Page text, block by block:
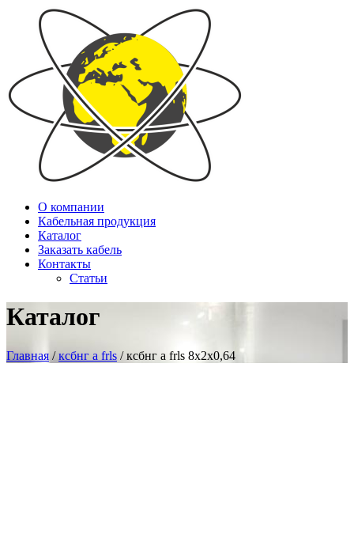
О компании
Кабельная продукция
Каталог
Заказать кабель
Контакты
Статьи
Каталог
Главная /ксбнг а frls / ксбнг а frls 8х2х0,64